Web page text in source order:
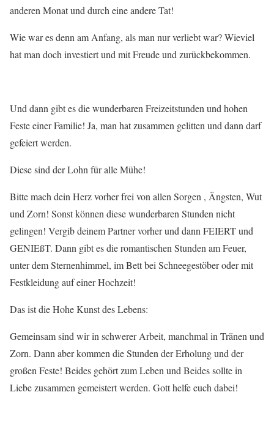
anderen Monat und durch eine andere Tat!
Wie war es denn am Anfang, als man nur verliebt war? Wieviel
hat man doch investiert und mit Freude und zurückbekommen.
Und dann gibt es die wunderbaren Freizeitstunden und hohen
Feste einer Familie! Ja, man hat zusammen gelitten und dann darf
gefeiert werden.
Diese sind der Lohn für alle Mühe!
Bitte mach dein Herz vorher frei von allen Sorgen , Ängsten, Wut
und Zorn! Sonst können diese wunderbaren Stunden nicht
gelingen! Vergib deinem Partner vorher und dann FEIERT und
GENIEßT. Dann gibt es die romantischen Stunden am Feuer,
unter dem Sternenhimmel, im Bett bei Schneegestöber oder mit
Festkleidung auf einer Hochzeit!
Das ist die Hohe Kunst des Lebens:
Gemeinsam sind wir in schwerer Arbeit, manchmal in Tränen und
Zorn. Dann aber kommen die Stunden der Erholung und der
großen Feste! Beides gehört zum Leben und Beides sollte in
Liebe zusammen gemeistert werden. Gott helfe euch dabei!